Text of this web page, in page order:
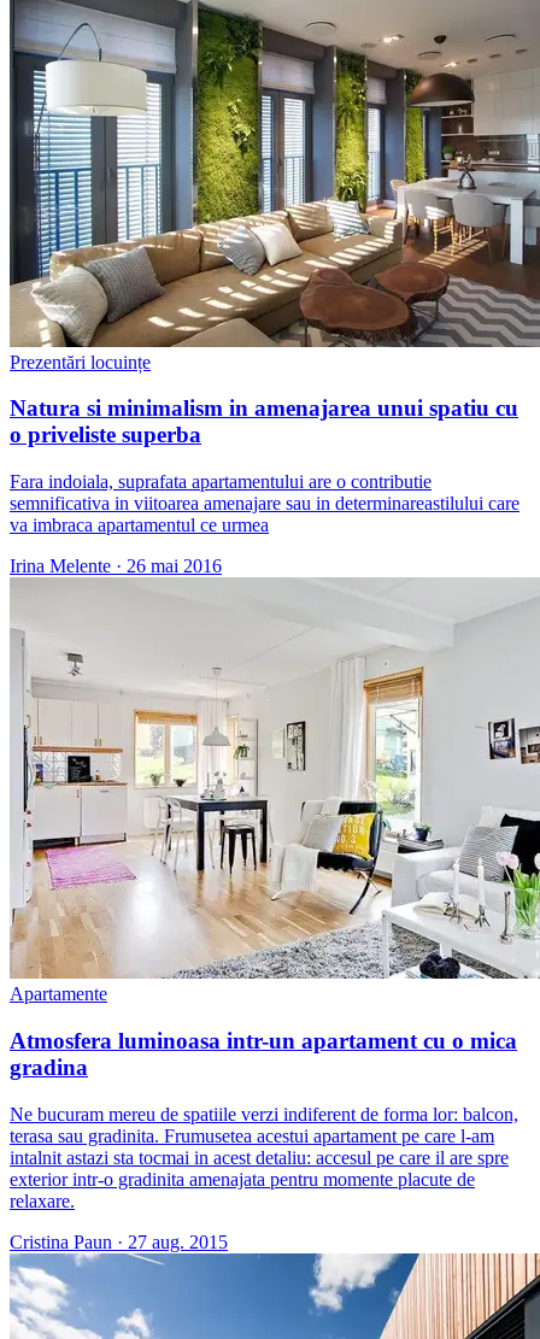
Prezentări locuințe
Natura si minimalism in amenajarea unui spatiu cu
o priveliste superba
Fara indoiala, suprafata apartamentului are o contributie
semnificativa in viitoarea amenajare sau in determinareastilului care
va imbraca apartamentul ce urmea
Irina Melente · 26 mai 2016
Apartamente
Atmosfera luminoasa intr-un apartament cu o mica
gradina
Ne bucuram mereu de spatiile verzi indiferent de forma lor: balcon,
terasa sau gradinita. Frumusetea acestui apartament pe care l-am
intalnit astazi sta tocmai in acest detaliu: accesul pe care il are spre
exterior intr-o gradinita amenajata pentru momente placute de
relaxare.
Cristina Paun · 27 aug. 2015